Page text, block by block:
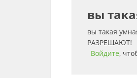
вы
вы такая
РАЗРЕШАЮТ!
Войдите,